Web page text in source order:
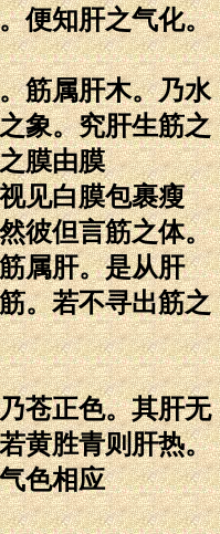
便知肝之气化。
筋属肝木。乃水
象。究肝生筋之
膜由膜
见白膜包裹瘦
彼但言筋之体。
属肝。是从肝
。若不寻出筋之
苍正色。其肝无
黄胜青则肝热。
色相应